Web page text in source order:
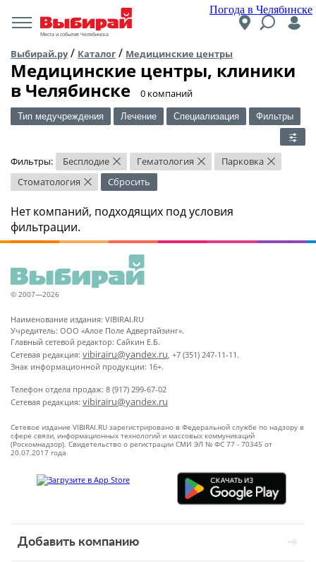
Погода в Челябинске
Места и события Челябинска
Выбирай.ру/ Каталог / Медицинские центры
Медицинские центры, клиники
в Челябинске
​0 компаний
Тип медучреждения Лечение Специализация Фильтры
Фильтры: Бесплодие × Гематология × Парковка ×
Стоматология × Сбросить
Нет компаний, подходящих под условия
фильтрации.
© 2007—2026
Наименование издания: VIBIRAI.RU
Учредитель: ООО «Алое Поле Адвертайзинг».
Главный сетевой редактор: Сайкин Е.Б.
Сетевая редакция: vibirairu@yandex.ru, +7 (351) 247-11-11.
Знак информационной продукции: 16+.
Телефон отдела продаж: 8 (917) 299-67-02
Сетевая редакция: vibirairu@yandex.ru
Сетевое издание VIBIRAI.RU зарегистрировано в Федеральной службе по надзору в
сфере связи, информационных технологий и массовых коммуникаций
(Роскомнадзор). Свидетельство о регистрации СМИ ЭЛ № ФС 77 - 70345 от
20.07.2017 года
Добавить компанию